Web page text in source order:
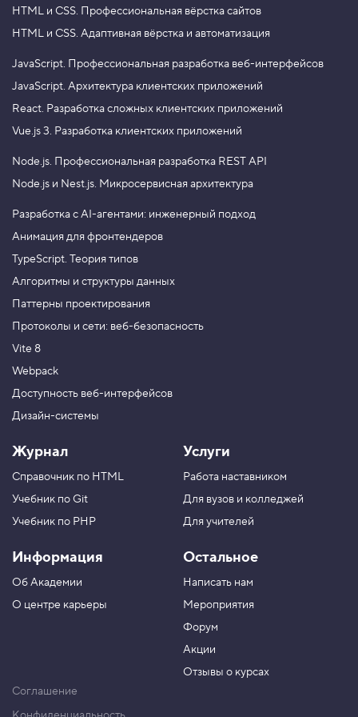
HTML и CSS. Профессиональная вёрстка сайтов
HTML и CSS. Адаптивная вёрстка и автоматизация
JavaScript. Профессиональная разработка веб-интерфейсов
JavaScript. Архитектура клиентских приложений
React. Разработка сложных клиентских приложений
Vue.js 3. Разработка клиентских приложений
Node.js. Профессиональная разработка REST API
Node.js и Nest.js. Микросервисная архитектура
Разработка с AI-агентами: инженерный подход
Анимация для фронтендеров
TypeScript. Теория типов
Алгоритмы и структуры данных
Паттерны проектирования
Протоколы и сети: веб-безопасность
Vite 8
Webpack
Доступность веб-интерфейсов
Дизайн-системы
Журнал
Справочник по HTML
Учебник по Git
Учебник по PHP
Информация
Об Академии
О центре карьеры
Услуги
Работа наставником
Для вузов и колледжей
Для учителей
Остальное
Написать нам
Мероприятия
Форум
Акции
Отзывы о курсах
Соглашение